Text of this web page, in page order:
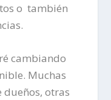
o también
cambiando
Muchas
dueños, otras